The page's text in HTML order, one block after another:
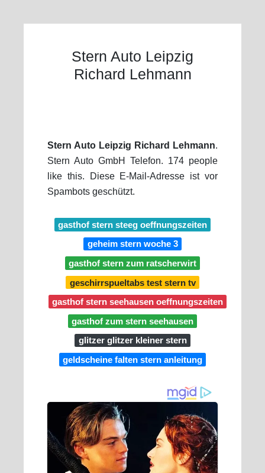
Stern Auto Leipzig
Richard Lehmann
Stern Auto Leipzig Richard Lehmann.
Stern Auto GmbH Telefon. 174 people
like this. Diese E-Mail-Adresse ist vor
Spambots geschützt.
gasthof stern steeg oeffnungszeiten
geheim stern woche 3
gasthof stern zum ratscherwirt
geschirrspueltabs test stern tv
gasthof stern seehausen oeffnungszeiten
gasthof zum stern seehausen
glitzer glitzer kleiner stern
geldscheine falten stern anleitung